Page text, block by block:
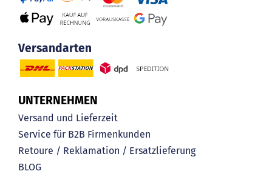
Versandarten
UNTERNEHMEN
Versand und Lieferzeit
Service für B2B Firmenkunden
Retoure / Reklamation / Ersatzlieferung
BLOG